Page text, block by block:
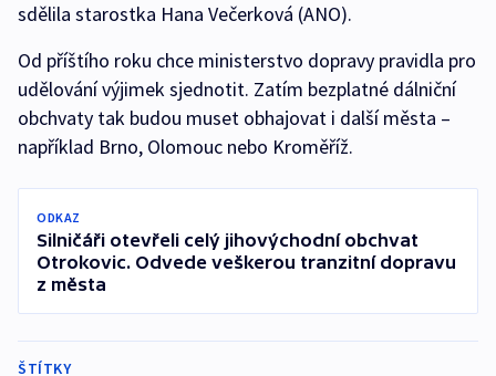
sdělila starostka Hana Večerková (ANO).
Od příštího roku chce ministerstvo dopravy pravidla pro
udělování výjimek sjednotit. Zatím bezplatné dálniční
obchvaty tak budou muset obhajovat i další města –
například Brno, Olomouc nebo Kroměříž.
ODKAZ
Silničáři otevřeli celý jihovýchodní obchvat
Otrokovic. Odvede veškerou tranzitní dopravu
z města
ŠTÍTKY